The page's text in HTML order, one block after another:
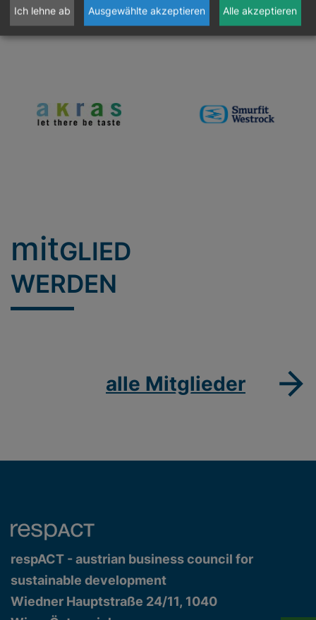
mitGLIED
WERDEN
alle Mitglieder
respACT - austrian business council for
sustainable development
Wiedner Hauptstraße 24/11, 1040
Ich lehne ab Ausgewählte akzeptieren Alle akzeptieren